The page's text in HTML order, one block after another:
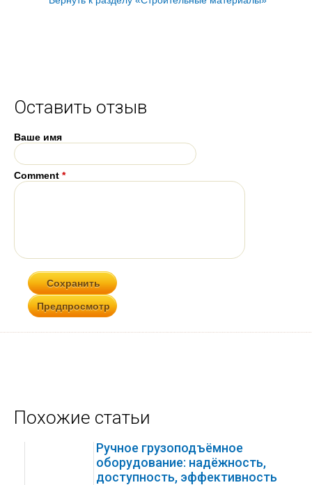
Оставить отзыв
Ваше имя
Comment *
Похожие статьи
Ручное грузоподъёмное
оборудование: надёжность,
доступность, эффективность